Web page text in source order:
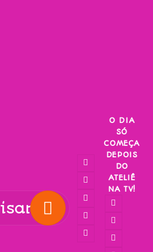
O DIA
SÓ
COMEÇA
DEPOIS
DO
ATELIÊ
NA TV!